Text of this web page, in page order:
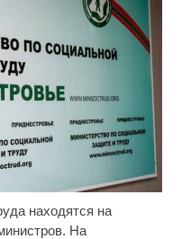
находятся на
На
пересмотришь не